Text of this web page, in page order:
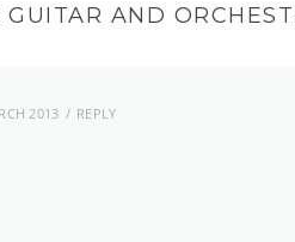
AND
2013 REPLY